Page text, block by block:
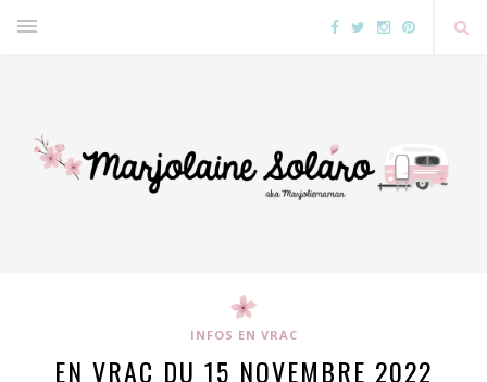
INFOS EN VRAC
EN VRAC DU 15 NOVEMBRE 2022